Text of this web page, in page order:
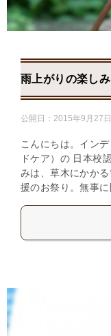
雨上がりの楽しみ
公開日： 2015年9月27日
こんにちは。イン
ドケア）の 日本校
みは、草木にかか
援のお祭り。無事